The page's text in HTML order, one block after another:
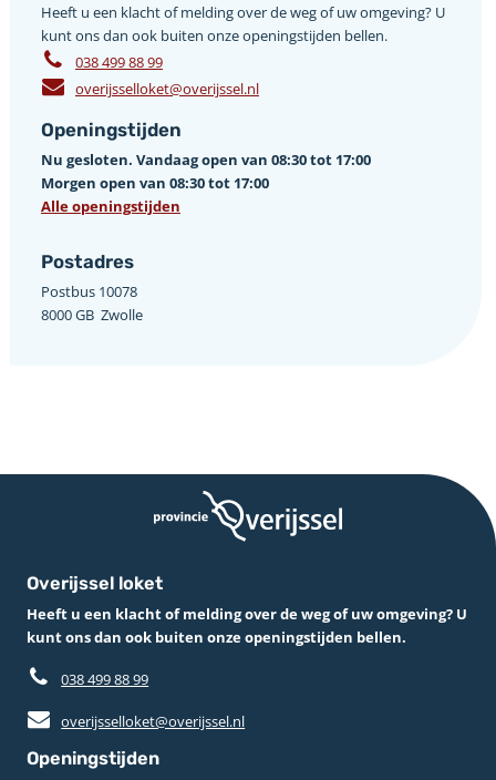
Heeft u een klacht of melding over de weg of uw omgeving? U
kunt ons dan ook buiten onze openingstijden bellen.
038 499 88 99
overijsselloket@overijssel.nl
Openingstijden
Nu gesloten. Vandaag open van 08:30 tot 17:00
Morgen open van 08:30 tot 17:00
Alle openingstijden
Postadres
Postbus 10078 ­
8000 GB ­ Zwolle
Overijssel loket
Heeft u een klacht of melding over de weg of uw omgeving? U
kunt ons dan ook buiten onze openingstijden bellen.
038 499 88 99
overijsselloket@overijssel.nl
Openingstijden